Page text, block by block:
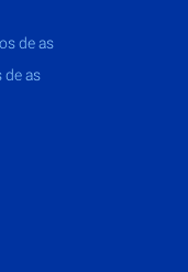
de as
de as